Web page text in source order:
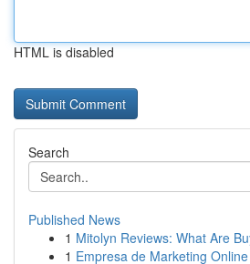
HTML is disabled
Search
Published News
1 Mitolyn Reviews: What Are
1 Empresa de Marketing